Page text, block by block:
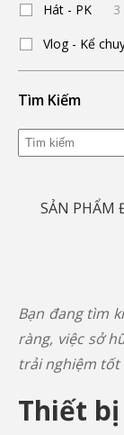
Hát - PK
3
Vlog - Kể
Tìm Kiếm
SẢN PHẨM
Bạn đang tìm
ràng, việc sở
trải nghiệm tốt
Thiết